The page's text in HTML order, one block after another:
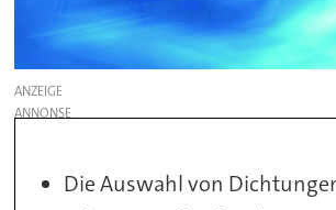
ANZEIGE
Die Auswahl von